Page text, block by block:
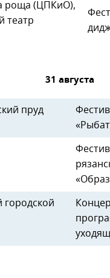
роща (ЦПКиО),
театр
31 августа
пруд